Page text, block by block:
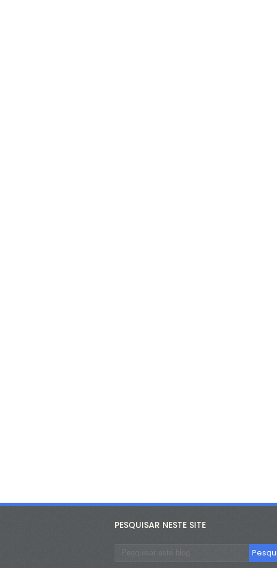
PESQUISAR NESTE SITE